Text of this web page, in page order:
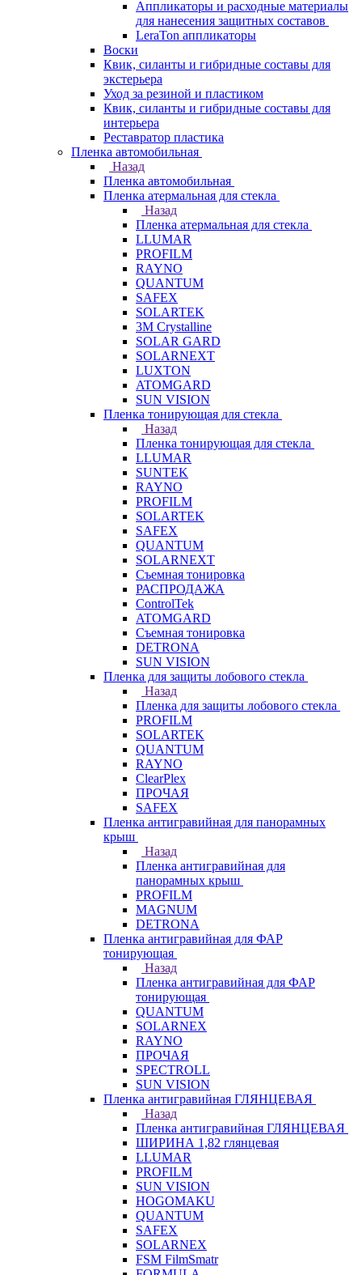
Аппликаторы и расходные материалы
для нанесения защитных составов
LeraTon аппликаторы
Воски
Квик, силанты и гибридные составы для
экстерьера
Уход за резиной и пластиком
Квик, силанты и гибридные составы для
интерьера
Реставратор пластика
Пленка автомобильная
Назад
Пленка автомобильная
Пленка атермальная для стекла
Назад
Пленка атермальная для стекла
LLUMAR
PROFILM
RAYNO
QUANTUM
SAFEX
SOLARTEK
3M Crystalline
SOLAR GARD
SOLARNEXT
LUXTON
ATOMGARD
SUN VISION
Пленка тонирующая для стекла
Назад
Пленка тонирующая для стекла
LLUMAR
SUNTEK
RAYNO
PROFILM
SOLARTEK
SAFEX
QUANTUM
SOLARNEXT
Съемная тонировка
РАСПРОДАЖА
ControlTek
ATOMGARD
Съемная тонировка
DETRONA
SUN VISION
Пленка для защиты лобового стекла
Назад
Пленка для защиты лобового стекла
PROFILM
SOLARTEK
QUANTUM
RAYNO
ClearPlex
ПРОЧАЯ
SAFEX
Пленка антигравийная для панорамных
крыш
Назад
Пленка антигравийная для
панорамных крыш
PROFILM
MAGNUM
DETRONA
Пленка антигравийная для ФАР
тонирующая
Назад
Пленка антигравийная для ФАР
тонирующая
QUANTUM
SOLARNEX
RAYNO
ПРОЧАЯ
SPECTROLL
SUN VISION
Пленка антигравийная ГЛЯНЦЕВАЯ
Назад
Пленка антигравийная ГЛЯНЦЕВАЯ
ШИРИНА 1,82 глянцевая
LLUMAR
PROFILM
SUN VISION
HOGOMAKU
QUANTUM
SAFEX
SOLARNEX
FSM FilmSmatr